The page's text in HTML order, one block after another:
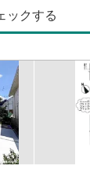
ックする